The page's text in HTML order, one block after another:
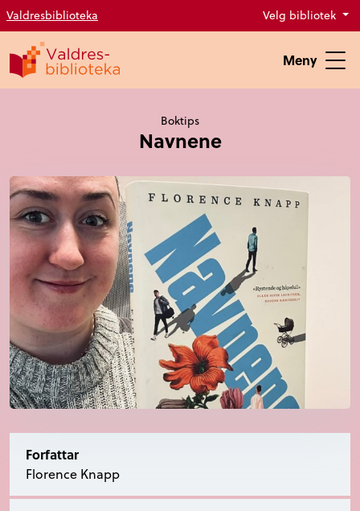
Valdresbiblioteka Velg bibliotek
Meny
Boktips
Navnene
Forfattar
Florence Knapp